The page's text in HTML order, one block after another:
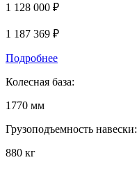
1 128 000 ₽
1 187 369 ₽
Подробнее
Колесная база:
1770 мм
Грузоподъемность навески:
880 кг